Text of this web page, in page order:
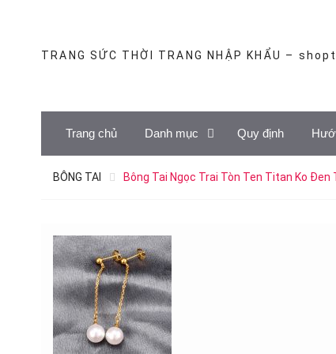
TRANG SỨC THỜI TRANG NHẬP KHẨU –
Trang chủ Danh mục Quy định
BÔNG TAI Bông Tai Ngọc Trai Tòn Ten Titan Ko Đen